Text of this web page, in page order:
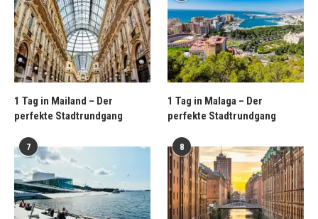
1 Tag in Mailand – Der
perfekte Stadtrundgang
1 Tag in Malaga – Der
perfekte Stadtrundgang
7 8